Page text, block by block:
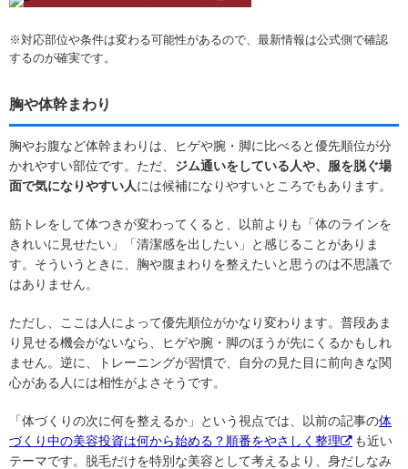
※対応部位や条件は変わる可能性があるので、最新情報は公式側で確認
するのが確実です。
胸や体幹まわり
胸やお腹など体幹まわりは、ヒゲや腕・脚に比べると優先順位が分
かれやすい部位です。ただ、 ジム通いをしている人や、服を脱ぐ場
面で気になりやすい人には候補になりやすいところでもあります。
筋トレをして体つきが変わってくると、以前よりも「体のラインを
きれいに見せたい」「清潔感を出したい」と感じることがありま
す。そういうときに、胸や腹まわりを整えたいと思うのは不思議で
はありません。
ただし、ここは人によって優先順位がかなり変わります。普段あま
り見せる機会がないなら、ヒゲや腕・脚のほうが先にくるかもしれ
ません。逆に、トレーニングが習慣で、自分の見た目に前向きな関
心がある人には相性がよさそうです。
「体づくりの次に何を整えるか」という視点では、以前の記事の体
づくり中の美容投資は何から始める？順番をやさしく整理
も近い
テーマです。脱毛だけを特別な美容として考えるより、身だしなみ